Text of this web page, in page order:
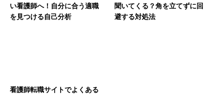
い看護師へ！自分に合う適職
を見つける自己分析
聞いてくる？角を立てずに回
避する対処法
看護師転職サイトでよくある